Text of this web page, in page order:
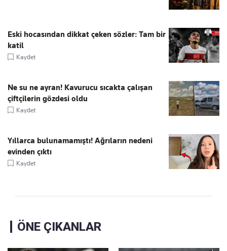
Eski hocasından dikkat çeken sözler: Tam bir
katil
Kaydet
Ne su ne ayran! Kavurucu sıcakta çalışan
çiftçilerin gözdesi oldu
Kaydet
Yıllarca bulunamamıştı! Ağrıların nedeni
evinden çıktı
Kaydet
ÖNE ÇIKANLAR